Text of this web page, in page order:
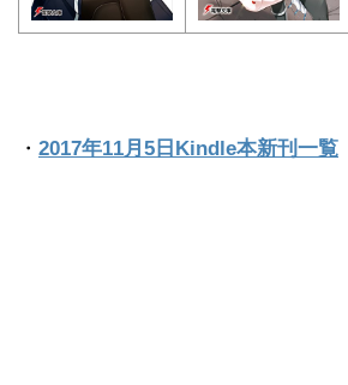
・ 2017年11月5日Kindle本新刊一覧